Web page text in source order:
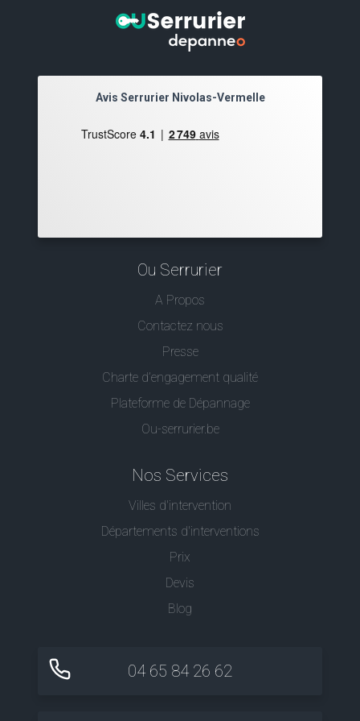
Avis Serrurier Nivolas-Vermelle
Ou Serrurier
A Propos
Contactez nous
Presse
Charte d’engagement qualité
Plateforme de Dépannage
Ou-serrurier.be
Nos Services
Villes d'intervention
Départements d'interventions
Prix
Devis
Blog
04 65 84 26 62